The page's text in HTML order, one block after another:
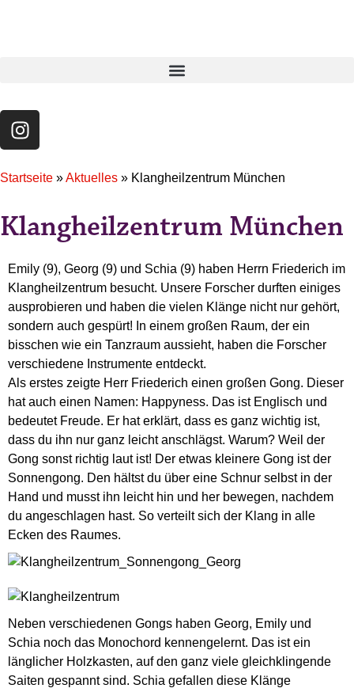
Startseite »Aktuelles » Klangheilzentrum München
Klangheilzentrum München
Emily (9), Georg (9) und Schia (9) haben Herrn Friederich im
Klangheilzentrum besucht. Unsere Forscher durften einiges
ausprobieren und haben die vielen Klänge nicht nur gehört,
sondern auch gespürt! In einem großen Raum, der ein
bisschen wie ein Tanzraum aussieht, haben die Forscher
verschiedene Instrumente entdeckt.
Als erstes zeigte Herr Friederich einen großen Gong. Dieser
hat auch einen Namen: Happyness. Das ist Englisch und
bedeutet Freude. Er hat erklärt, dass es ganz wichtig ist,
dass du ihn nur ganz leicht anschlägst. Warum? Weil der
Gong sonst richtig laut ist! Der etwas kleinere Gong ist der
Sonnengong. Den hältst du über eine Schnur selbst in der
Hand und musst ihn leicht hin und her bewegen, nachdem
du angeschlagen hast. So verteilt sich der Klang in alle
Ecken des Raumes.
Neben verschiedenen Gongs haben Georg, Emily und
Schia noch das Monochord kennengelernt. Das ist ein
länglicher Holzkasten, auf den ganz viele gleichklingende
Saiten gespannt sind. Schia gefallen diese Klänge